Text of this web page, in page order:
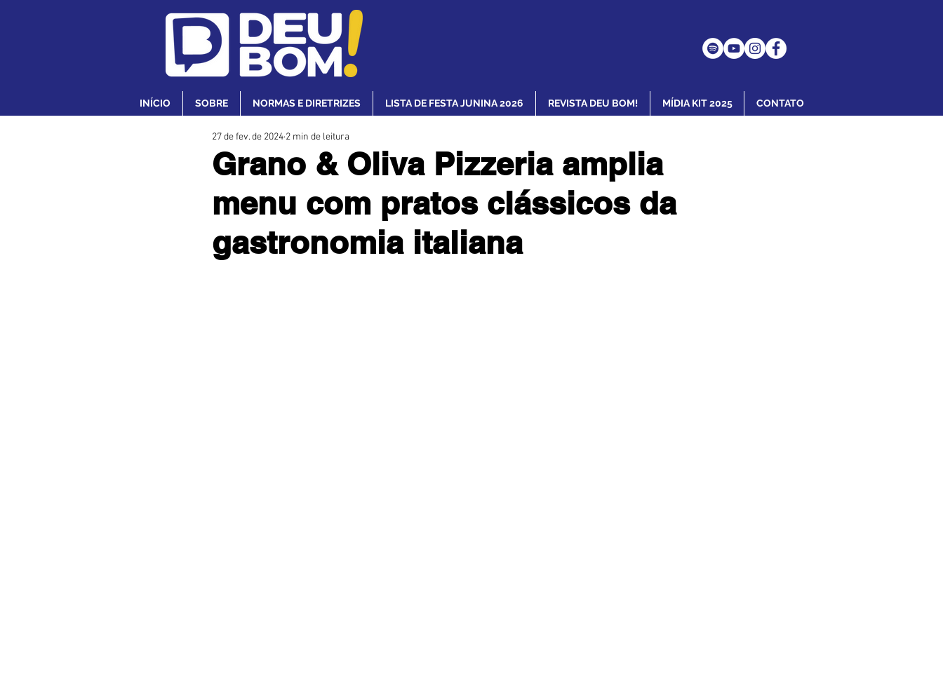
INÍCIO SOBRE NORMAS E DIRETRIZES LISTA DE FESTA JUNINA 2026 REVISTA DEU BOM! MÍDIA KIT 2025 CONTATO
Grano & Oliva Pizzeria amplia
menu com pratos clássicos da
gastronomia italiana
27 de fev. de 2024 2 min de leitura